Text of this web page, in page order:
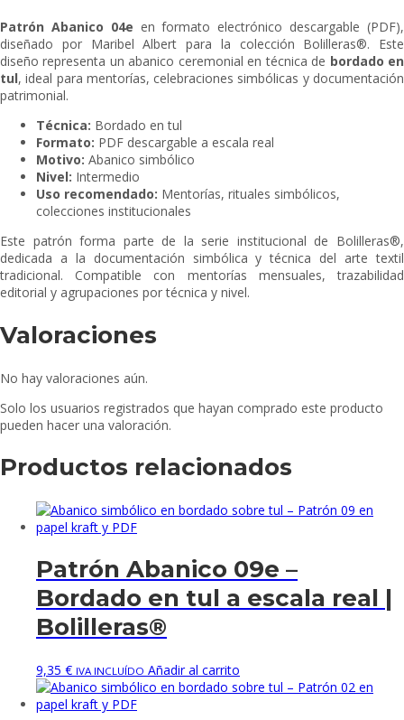
Patrón Abanico 04e en formato electrónico descargable (PDF),
diseñado por Maribel Albert para la colección Bolilleras®. Este
diseño representa un abanico ceremonial en técnica de bordado en
tul, ideal para mentorías, celebraciones simbólicas y documentación
patrimonial.
Técnica: Bordado en tul
Formato: PDF descargable a escala real
Motivo: Abanico simbólico
Nivel: Intermedio
Uso recomendado: Mentorías, rituales simbólicos,
colecciones institucionales
Este patrón forma parte de la serie institucional de Bolilleras®,
dedicada a la documentación simbólica y técnica del arte textil
tradicional. Compatible con mentorías mensuales, trazabilidad
editorial y agrupaciones por técnica y nivel.
Valoraciones
No hay valoraciones aún.
Solo los usuarios registrados que hayan comprado este producto
pueden hacer una valoración.
Productos relacionados
Patrón Abanico 09e –
Bordado en tul a escala real |
Bolilleras®
9,35 € IVA INCLUÍDO Añadir al carrito